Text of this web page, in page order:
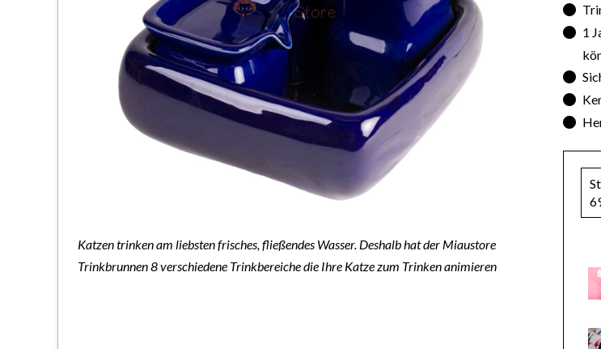
Katzen trinken am liebsten frisches, fließendes Wasser. Deshalb hat der Miaustore
Trinkbrunnen 8 verschiedene Trinkbereiche die Ihre Katze zum Trinken animieren
1